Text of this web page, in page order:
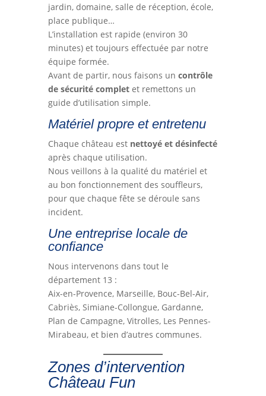
jardin, domaine, salle de réception, école,
place publique…
L’installation est rapide (environ 30
minutes) et toujours effectuée par notre
équipe formée.
Avant de partir, nous faisons un contrôle
de sécurité completet remettons un
guide d’utilisation simple.
Matériel propre et entretenu
Chaque château est nettoyé et désinfecté
après chaque utilisation.
Nous veillons à la qualité du matériel et
au bon fonctionnement des souffleurs,
pour que chaque fête se déroule sans
incident.
Une entreprise locale de
confiance
Nous intervenons dans tout le
département 13 :
Aix-en-Provence, Marseille, Bouc-Bel-Air,
Cabriès, Simiane-Collongue, Gardanne,
Plan de Campagne, Vitrolles, Les Pennes-
Mirabeau, et bien d’autres communes.
Zones d’intervention
Château Fun